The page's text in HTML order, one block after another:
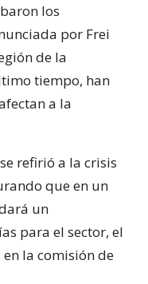
los
por Frei
de la
tiempo, han
a la
refirió a la crisis
que en un
un
para el sector, el
la comisión de